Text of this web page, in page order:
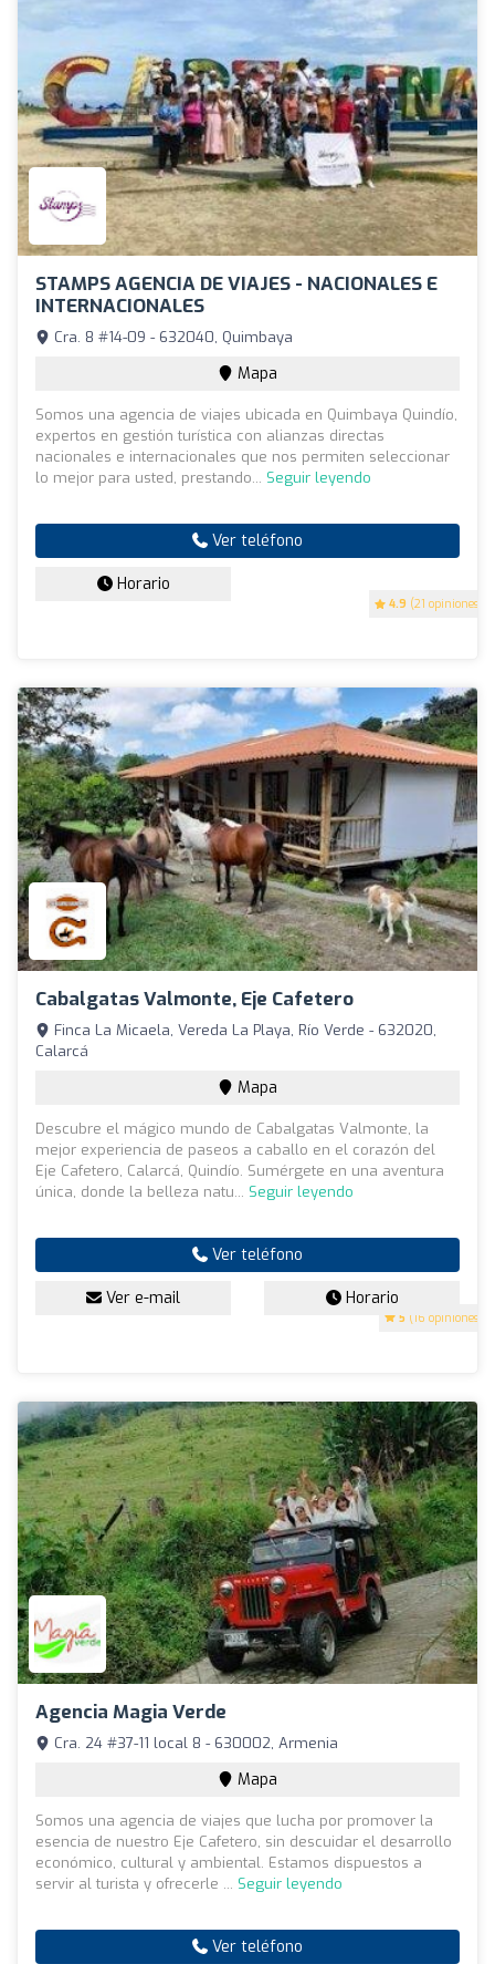
STAMPS AGENCIA DE VIAJES - NACIONALES E
INTERNACIONALES
4.9 (21 opiniones)
Cra. 8 #14-09 - 632040, Quimbaya
Mapa
Somos una agencia de viajes ubicada en Quimbaya Quindío,
expertos en gestión turística con alianzas directas
nacionales e internacionales que nos permiten seleccionar
lo mejor para usted, prestando... Seguir leyendo
Ver teléfono
Horario
Cabalgatas Valmonte, Eje Cafetero
5 (16 opiniones)
Finca La Micaela, Vereda La Playa, Río Verde - 632020,
Calarcá
Mapa
Descubre el mágico mundo de Cabalgatas Valmonte, la
mejor experiencia de paseos a caballo en el corazón del
Eje Cafetero, Calarcá, Quindío. Sumérgete en una aventura
única, donde la belleza natu... Seguir leyendo
Ver teléfono
Ver e-mail Horario
Agencia Magia Verde
Cra. 24 #37-11 local 8 - 630002, Armenia
Mapa
Somos una agencia de viajes que lucha por promover la
esencia de nuestro Eje Cafetero, sin descuidar el desarrollo
económico, cultural y ambiental. Estamos dispuestos a
servir al turista y ofrecerle ... Seguir leyendo
Ver teléfono